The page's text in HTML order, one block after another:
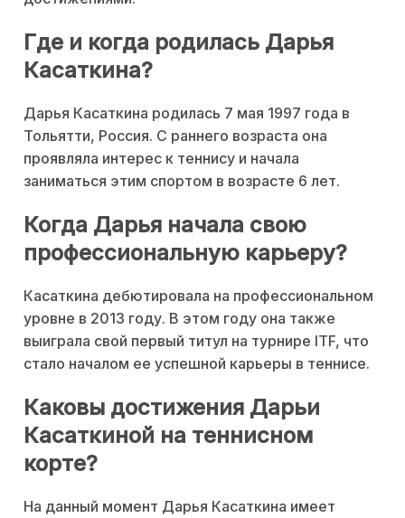
Где и когда родилась Дарья
Касаткина?
Дарья Касаткина родилась 7 мая 1997 года в
Тольятти, Россия. С раннего возраста она
проявляла интерес к теннису и начала
заниматься этим спортом в возрасте 6 лет.
Когда Дарья начала свою
профессиональную карьеру?
Касаткина дебютировала на профессиональном
уровне в 2013 году. В этом году она также
выиграла свой первый титул на турнире ITF, что
стало началом ее успешной карьеры в теннисе.
Каковы достижения Дарьи
Касаткиной на теннисном
корте?
На данный момент Дарья Касаткина имеет